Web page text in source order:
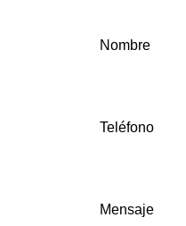
Nombre
Teléfono
Mensaje